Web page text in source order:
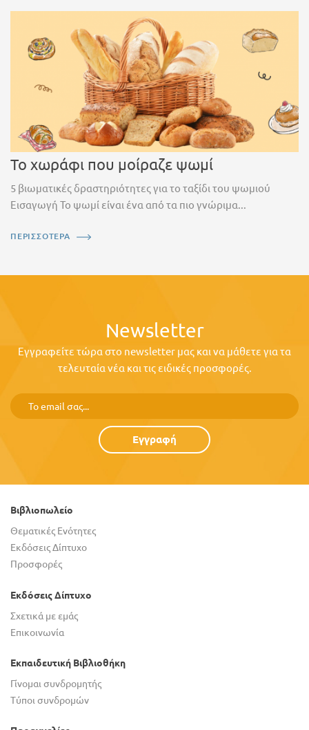
Το χωράφι που μοίραζε ψωμί
5 βιωματικές δραστηριότητες για το ταξίδι του ψωμιού
Εισαγωγή Το ψωμί είναι ένα από τα πιο γνώριμα...
ΠΕΡΙΣΣΟΤΕΡΑ
Newsletter
Εγγραφείτε τώρα στο newsletter μας και να μάθετε για τα
τελευταία νέα και τις ειδικές προσφορές.
Εγγραφή
Βιβλιοπωλείο
Θεματικές Ενότητες
Εκδόσεις Δίπτυχο
Προσφορές
Εκδόσεις Δίπτυχο
Σχετικά με εμάς
Επικοινωνία
Εκπαιδευτική Βιβλιοθήκη
Γίνομαι συνδρομητής
Τύποι συνδρομών